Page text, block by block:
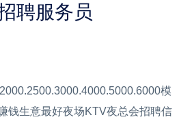
聘服务员
模
钱生意最好夜场KTV夜总会招聘信